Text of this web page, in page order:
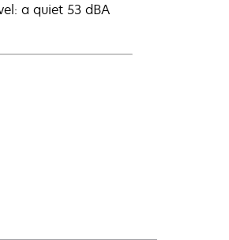
a quiet 53 dBA